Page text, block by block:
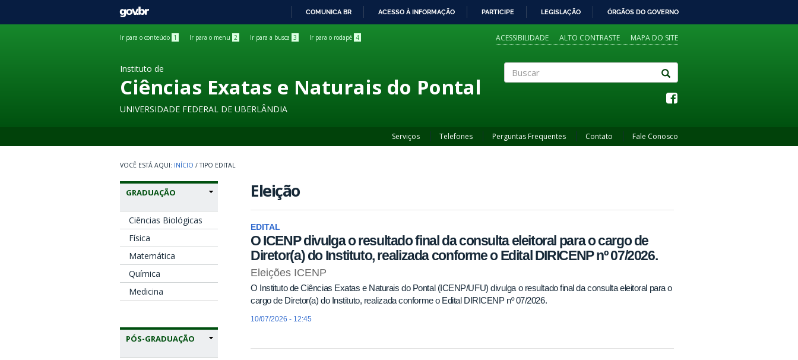
GOVBR
COMUNICA BR ACESSO À INFORMAÇÃO PARTICIPE LEGISLAÇÃO ÓRGÃOS DO GOVERNO
Ir para o conteúdo 1 Ir para o menu 2 Ir para a busca 3 Ir para o rodapé 4 ACESSIBILIDADE ALTO CONTRASTE MAPA DO SITE
Instituto de
Ciências Exatas e Naturais do Pontal
UNIVERSIDADE FEDERAL DE UBERLÂNDIA
Serviços Telefones Perguntas Frequentes Contato Fale Conosco
INÍCIO / TIPO EDITAL
GRADUAÇÃO
Ciências Biológicas
Física
Matemática
Química
Medicina
PÓS-GRADUAÇÃO
Eleição
EDITAL
O ICENP divulga o resultado final da consulta eleitoral para o cargo de
Diretor(a) do Instituto, realizada conforme o Edital DIRICENP nº 07/2026.
Eleições ICENP
O Instituto de Ciências Exatas e Naturais do Pontal (ICENP/UFU) divulga o resultado final da consulta eleitoral para o
cargo de Diretor(a) do Instituto, realizada conforme o Edital DIRICENP nº 07/2026.
10/07/2026 - 12:45